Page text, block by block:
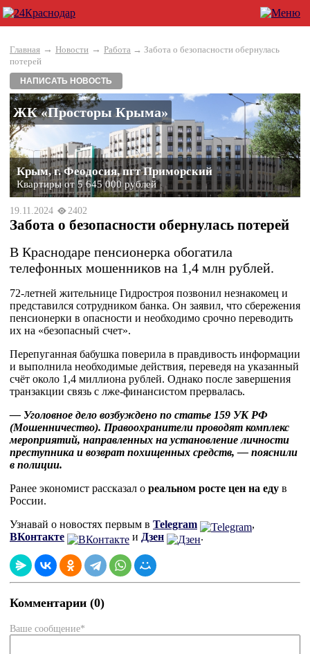
Главная → Новости → Работа → Забота о безопасности обернулась
потерей
НАПИСАТЬ НОВОСТЬ
ЖК «Просторы Крыма»
Крым, г. Феодосия, пгт Приморский
Квартиры от 5 645 000 рублей
19.11.2024 2402
Забота о безопасности обернулась потерей
В Краснодаре пенсионерка обогатила
телефонных мошенников на 1,4 млн рублей.
72-летней жительнице Гидростроя позвонил незнакомец и
представился сотрудником банка. Он заявил, что сбережения
пенсионерки в опасности и необходимо срочно переводить
их на «безопасный счет».
Перепуганная бабушка поверила в правдивость информации
и выполнила необходимые действия, переведя на указанный
счёт около 1,4 миллиона рублей. Однако после завершения
транзакции связь с лже-финансистом прервалась.
— Уголовное дело возбуждено по статье 159 УК РФ
(Мошенничество). Правоохранители проводят комплекс
мероприятий, направленных на установление личности
преступника и возврат похищенных средств, — пояснили
в полиции.
Ранее экономист рассказал о реальном росте цен на еду в
России.
Узнавай о новостях первым в Telegram
,
ВКонтакте
и Дзен .
Комментарии (0)
Ваше сообщение*